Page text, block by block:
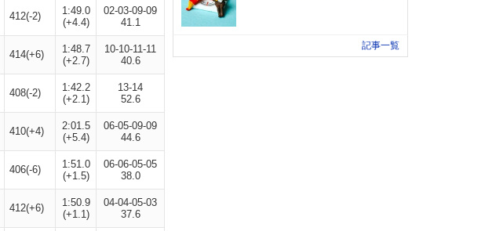
412(-2)
1:49.0
(+4.4)
02-03-09-09
41.1
414(+6)
1:48.7
(+2.7)
10-10-11-11
40.6
408(-2)
1:42.2
(+2.1)
13-14
52.6
410(+4)
2:01.5
(+5.4)
06-05-09-09
44.6
406(-6)
1:51.0
(+1.5)
06-06-05-05
38.0
412(+6)
1:50.9
(+1.1)
04-04-05-03
37.6
記事一覧